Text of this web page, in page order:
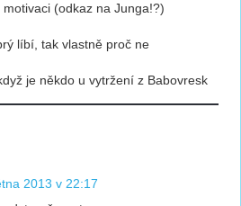
(odkaz na Junga!?)
líbí, tak vlastně proč ne
je někdo u vytržení z Babovresk
2013 v 22:17